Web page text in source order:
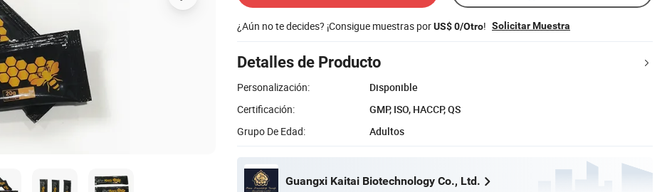
¿Aún no te decides? ¡Consigue muestras porUS$ 0/Otro! Solicitar Muestra
Detalles de Producto
Personalización:
Disponible
Certificación:
GMP, ISO, HACCP, QS
Grupo De Edad:
Adultos
Guangxi Kaitai Biotechnology Co., Ltd.